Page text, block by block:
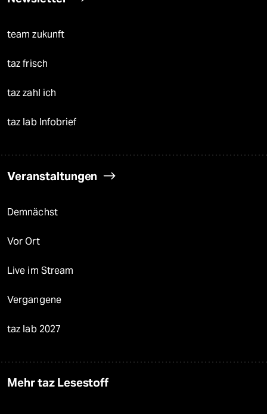
team zukunft
taz frisch
taz zahl ich
taz lab Infobrief
Veranstaltungen
Demnächst
Vor Ort
Live im Stream
Vergangene
taz lab 2027
Mehr taz Lesestoff